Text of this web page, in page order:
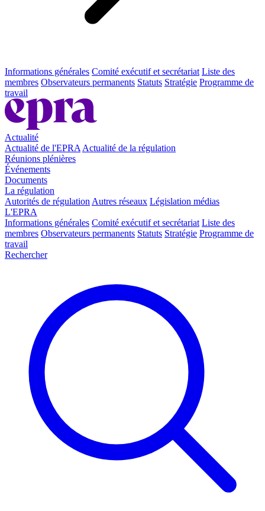
Informations générales Comité exécutif et secrétariat Liste des
membres Observateurs permanents Statuts Stratégie Programme de
travail
Actualité
Actualité de l'EPRA Actualité de la régulation
Réunions plénières
Événements
Documents
La régulation
Autorités de régulation Autres réseaux Législation médias
L'EPRA
Informations générales Comité exécutif et secrétariat Liste des
membres Observateurs permanents Statuts Stratégie Programme de
travail
Rechercher